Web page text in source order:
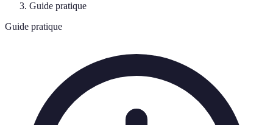
Guide pratique
Guide pratique